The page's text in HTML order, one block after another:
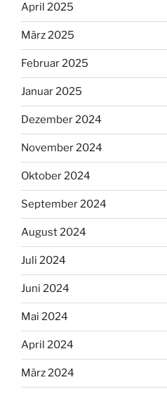
April 2025
März 2025
Februar 2025
Januar 2025
Dezember 2024
November 2024
Oktober 2024
September 2024
August 2024
Juli 2024
Juni 2024
Mai 2024
April 2024
März 2024